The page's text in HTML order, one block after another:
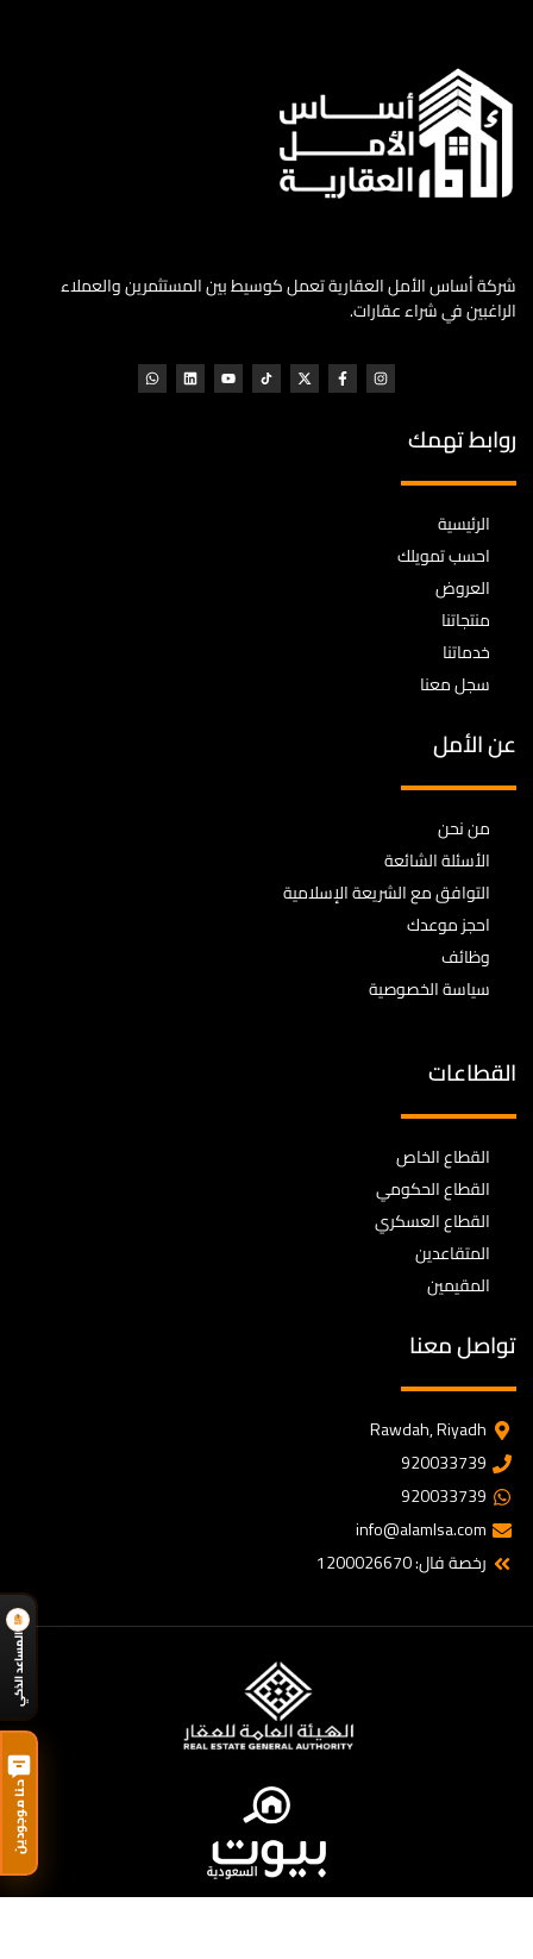
شركة أساس الأمل العقارية تعمل كوسيط بين المستثمرين والعملاء
الراغبين في شراء عقارات.
روابط تهمك
الرئيسية
احسب تمويلك
العروض
منتجاتنا
خدماتنا
سجل معنا
عن الأمل
من نحن
الأسئلة الشائعة
التوافق مع الشريعة الإسلامية
احجز موعدك
وظائف
سياسة الخصوصية
حنا موجودين
القطاعات
القطاع الخاص
القطاع الحكومي
القطاع العسكري
المتقاعدين
المقيمين
تواصل معنا
Rawdah, Riyadh
920033739
920033739
info@alamlsa.com
رخصة فال: 1200026670
المساعد الذكي